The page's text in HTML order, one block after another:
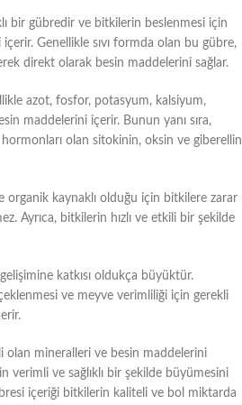
bir gübredir ve bitkilerin beslenmesi için
Genellikle sıvı formda olan bu gübre,
direkt olarak besin maddelerini sağlar.
azot, fosfor, potasyum, kalsiyum,
maddelerini içerir. Bunun yanı sıra,
olan sitokinin, oksin ve giberellin
organik kaynaklı olduğu için bitkilere zarar
Ayrıca, bitkilerin hızlı ve etkili bir şekilde
katkısı oldukça büyüktür.
ve meyve verimliliği için gerekli
olan mineralleri ve besin maddelerini
verimli ve sağlıklı bir şekilde büyümesini
içeriği bitkilerin kaliteli ve bol miktarda